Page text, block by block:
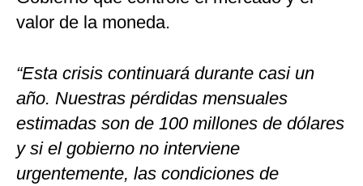
valor de la moneda.
“Esta crisis continuará durante casi un
año. Nuestras pérdidas mensuales
estimadas son de 100 millones de dólares
y si el gobierno no interviene
urgentemente, las condiciones de